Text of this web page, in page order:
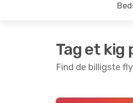
Tag et kig
Find de billigste